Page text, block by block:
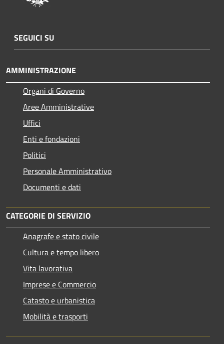
SEGUICI SU
AMMINISTRAZIONE
Organi di Governo
Aree Amministrative
Uffici
Enti e fondazioni
Politici
Personale Amministrativo
Documenti e dati
CATEGORIE DI SERVIZIO
Anagrafe e stato civile
Cultura e tempo libero
Vita lavorativa
Imprese e Commercio
Catasto e urbanistica
Mobilità e trasporti